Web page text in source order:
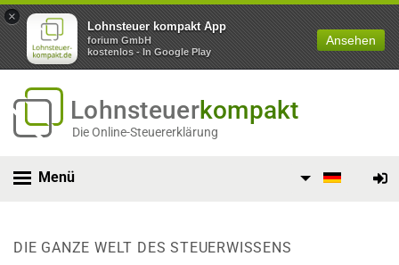
×
Lohnsteuer kompakt App
forium GmbH
kostenlos - In Google Play
Ansehen
Lohnsteuerkompakt
Die Online-Steuererklärung
Menü
DIE GANZE WELT DES STEUERWISSENS